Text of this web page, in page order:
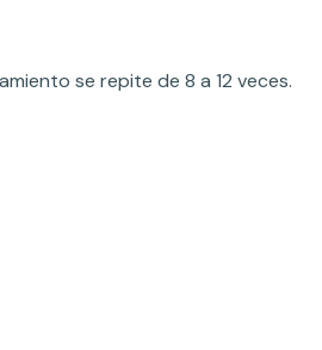
se repite de 8 a 12 veces.